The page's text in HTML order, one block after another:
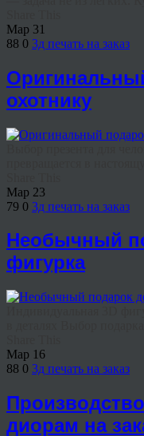
Мар 31
88 0 3д печать на заказ
охотнику
Мар 23
79 0 3д печать на заказ
Необычный
фигурка
Мар 16
88 0 3д печать на заказ
диорам на